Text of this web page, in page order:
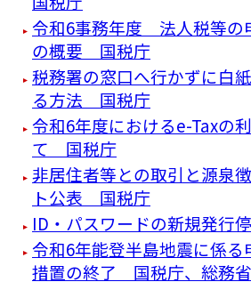
令和6事務年度 法人税等の
の概要 国税庁
税務署の窓口へ行かずに白
る方法 国税庁
令和6年度におけるe-Taxの
て 国税庁
非居住者等との取引と源泉
ト公表 国税庁
ID・パスワードの新規発行
令和6年能登半島地震に係る
措置の終了 国税庁、総務省